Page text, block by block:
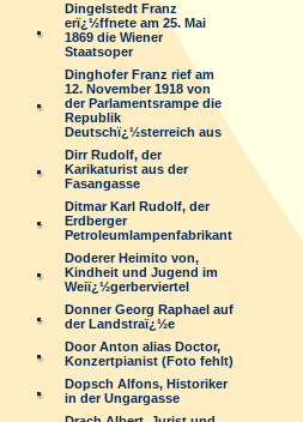
Dingelstedt Franz
erï¿½ffnete am 25. Mai
1869 die Wiener
Staatsoper
Dinghofer Franz rief am
12. November 1918 von
der Parlamentsrampe die
Republik
Deutschï¿½sterreich aus
Dirr Rudolf, der
Karikaturist aus der
Fasangasse
Ditmar Karl Rudolf, der
Erdberger
Petroleumlampenfabrikant
Doderer Heimito von,
Kindheit und Jugend im
Weiï¿½gerberviertel
Donner Georg Raphael auf
der Landstraï¿½e
Door Anton alias Doctor,
Konzertpianist (Foto fehlt)
Dopsch Alfons, Historiker
in der Ungargasse